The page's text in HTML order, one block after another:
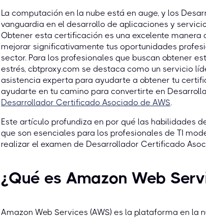
La computación en la nube está en auge, y los
vanguardia en el desarrollo de aplicaciones y
Obtener esta certificación es una excelente manera
mejorar significativamente tus oportunidades
sector. Para los profesionales que buscan obtener
estrés, cbtproxy.com se destaca como un servicio
asistencia experta para ayudarte a obtener tu
ayudarte en tu camino para convertirte en
Desarrollador Certificado Asociado de AWS.
Este artículo profundiza en por qué las habilidades
que son esenciales para los profesionales de TI
realizar el examen de Desarrollador Certificado
¿Qué es Amazon Web
Amazon Web Services (AWS) es la plataforma en la